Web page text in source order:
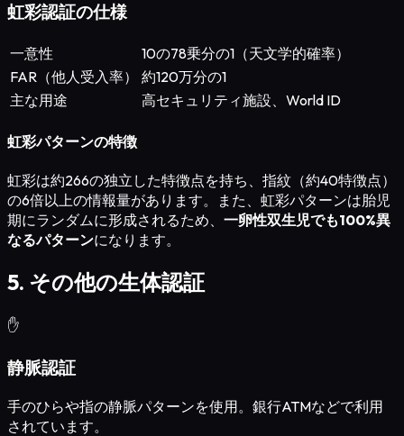
虹彩認証の仕様
一意性
10の78乗分の1（天文学的確率）
FAR（他人受入率）
約120万分の1
主な用途
高セキュリティ施設、World ID
虹彩パターンの特徴
虹彩は約266の独立した特徴点を持ち、指紋（約40特徴点）
の6倍以上の情報量があります。また、虹彩パターンは胎児
期にランダムに形成されるため、 一卵性双生児でも100%異
なるパターンになります。
5. その他の生体認証
✋
静脈認証
手のひらや指の静脈パターンを使用。銀行ATMなどで利用
されています。